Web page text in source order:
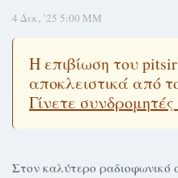
Διαφήμιση
Μόνο για συνδρομητές
Log in
4 Δεκ, ’25 5:00 ΜΜ
Η επιβίωση του
αποκλειστικά από
Γίνετε
Στον καλύτερο ραδιοφωνικό